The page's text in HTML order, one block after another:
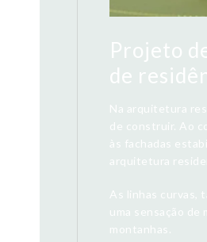
Projeto
de
Na arquitetura
de construir. Ao
às fachadas
arquitetura
As linhas curvas,
uma sensação de
montanhas.